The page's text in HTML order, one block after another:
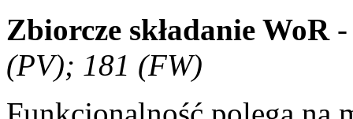
Zbiorcze składanie WoR
(PV); 181 (FW)